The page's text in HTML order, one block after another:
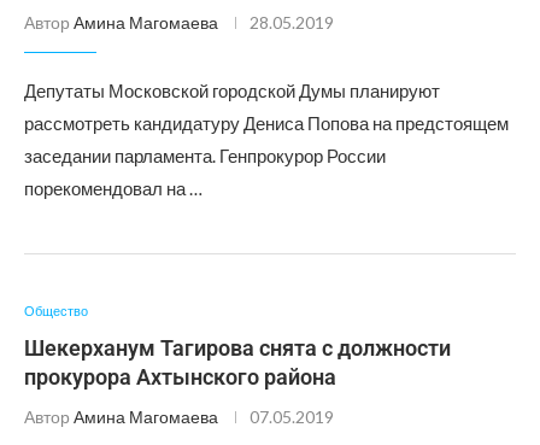
Автор Амина Магомаева 28.05.2019
Депутаты Московской городской Думы планируют
рассмотреть кандидатуру Дениса Попова на предстоящем
заседании парламента. Генпрокурор России
порекомендовал на …
Общество
Шекерханум Тагирова снята с должности
прокурора Ахтынского района
Автор Амина Магомаева 07.05.2019